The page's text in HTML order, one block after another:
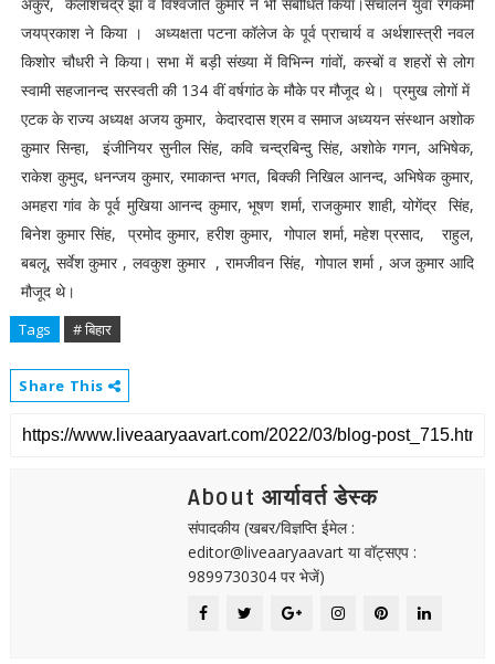
जयप्रकाश ने किया । अध्यक्षता पटना कॉलेज के पूर्व प्राचार्य व अर्थशास्त्री नवल
किशोर चौधरी ने किया। सभा में बड़ी संख्या में विभिन्न गांवों, कस्बों व शहरों से लोग
स्वामी सहजानन्द सरस्वती की 134 वीं वर्षगांठ के मौके पर मौजूद थे। प्रमुख लोगों में
एटक के राज्य अध्यक्ष अजय कुमार, केदारदास श्रम व समाज अध्ययन संस्थान अशोक
कुमार सिन्हा, इंजीनियर सुनील सिंह, कवि चन्द्रबिन्दु सिंह, अशोके गगन, अभिषेक,
राकेश कुमुद, धनन्जय कुमार, रमाकान्त भगत, बिक्की निखिल आनन्द, अभिषेक कुमार,
अमहरा गांव के पूर्व मुखिया आनन्द कुमार, भूषण शर्मा, राजकुमार शाही, योगेंद्र सिंह,
बिनेश कुमार सिंह, प्रमोद कुमार, हरीश कुमार, गोपाल शर्मा, महेश प्रसाद, राहुल,
बबलू, सर्वेश कुमार , लवकुश कुमार , रामजीवन सिंह, गोपाल शर्मा , अज कुमार आदि
मौजूद थे।
Tags # बिहार
Share This
About आर्यावर्त डेस्क
संपादकीय (खबर/विज्ञप्ति ईमेल :
editor@liveaaryaavart या वॉट्सएप :
9899730304 पर भेजें)